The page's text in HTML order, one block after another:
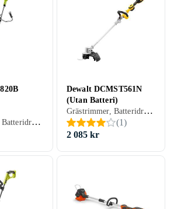
Grästrimmer, Batteridriven
Dewalt DCMST561N
(Utan Batteri)
Grästrimmer, Batteridriven
(1)
2 085 kr